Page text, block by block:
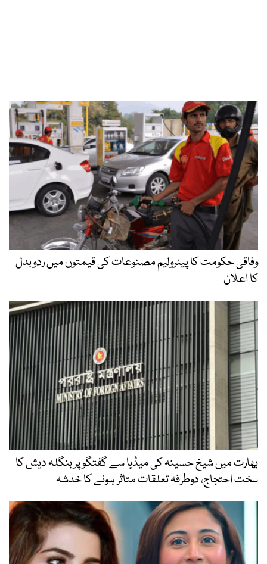
وفاقی حکومت کا پیٹرولیم مصنوعات کی قیمتوں میں ردوبدل
کا اعلان
بھارت میں شیخ حسینہ کی میڈیا سے گفتگو پر بنگلہ دیش کا
سخت احتجاج، دوطرفہ تعلقات متاثر ہونے کا خدشہ